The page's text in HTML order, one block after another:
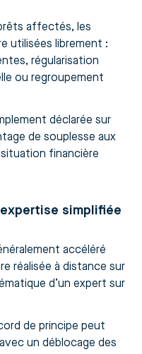
affectés, les
utilisées librement :
régularisation
ou regroupement
déclarée sur
de souplesse aux
financière
simplifiée
accéléré
réalisée à distance sur
d’un expert sur
de principe peut
un déblocage des